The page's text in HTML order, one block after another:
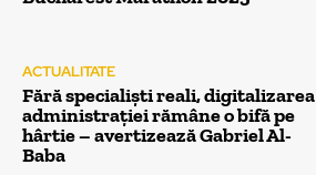
ACTUALITATE
Fără specialiști reali, digitalizarea
administrației rămâne o bifă pe
hârtie – avertizează Gabriel Al-
Baba